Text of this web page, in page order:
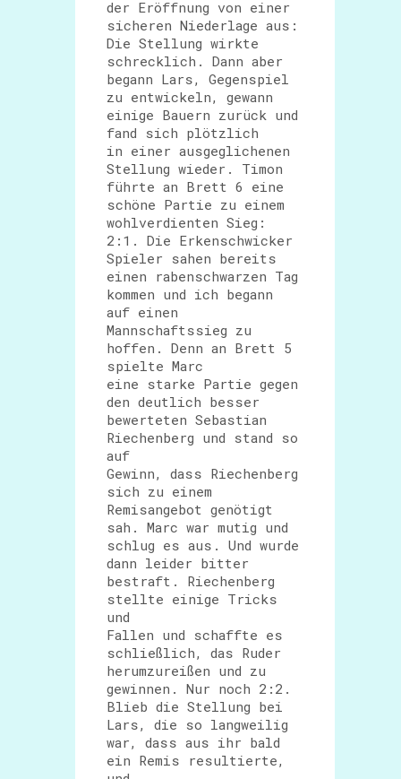
der Eröffnung von einer
sicheren Niederlage aus:
Die Stellung wirkte
schrecklich. Dann aber
begann Lars, Gegenspiel
zu entwickeln, gewann
einige Bauern zurück und
fand sich plötzlich
in einer ausgeglichenen
Stellung wieder. Timon
führte an Brett 6 eine
schöne Partie zu einem
wohlverdienten Sieg:
2:1. Die Erkenschwicker
Spieler sahen bereits
einen rabenschwarzen Tag
kommen und ich begann
auf einen
Mannschaftssieg zu
hoffen. Denn an Brett 5
spielte Marc
eine starke Partie gegen
den deutlich besser
bewerteten Sebastian
Riechenberg und stand so
auf
Gewinn, dass Riechenberg
sich zu einem
Remisangebot genötigt
sah. Marc war mutig und
schlug es aus. Und wurde
dann leider bitter
bestraft. Riechenberg
stellte einige Tricks
und
Fallen und schaffte es
schließlich, das Ruder
herumzureißen und zu
gewinnen. Nur noch 2:2.
Blieb die Stellung bei
Lars, die so langweilig
war, dass aus ihr bald
ein Remis resultierte,